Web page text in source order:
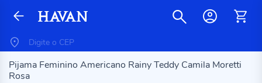
Pijama Feminino Americano Rainy Teddy Camila Moretti
Rosa